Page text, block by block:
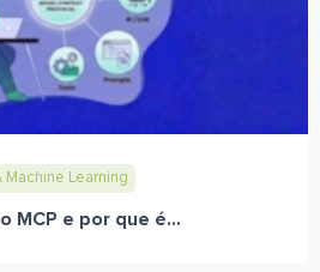
Machine Learning
MCP e por que é...